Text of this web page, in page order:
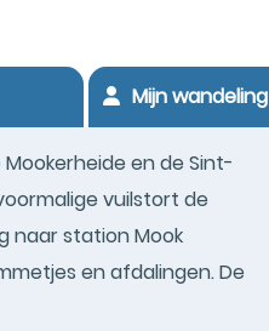
Mijn wandeling
en de Sint-
vuilstort de
naar station Mook
en afdalingen. De